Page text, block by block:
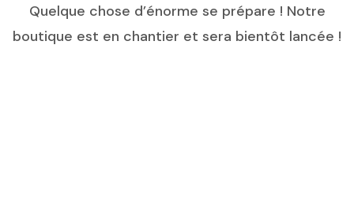
Quelque chose d’énorme se prépare ! Notre
boutique est en chantier et sera bientôt lancée !